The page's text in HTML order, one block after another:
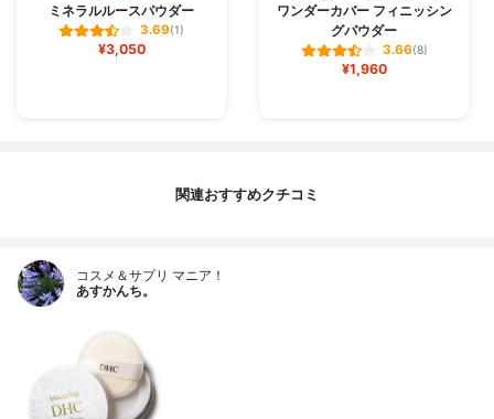
ミネラルルースパウダー
3.69(1)
¥3,050
ワンダーカバー フィニッシン
グパウダー
3.66(8)
¥1,960
関連おすすめクチコミ
コスメ＆サプリ マニア！
あすかんち。